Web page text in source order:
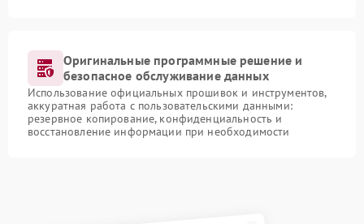
Оригинальные программные решение и
безопасное обслуживание данных
Использование официальных прошивок и инструментов,
аккуратная работа с пользовательскими данными:
резервное копирование, конфиденциальность и
восстановление информации при необходимости